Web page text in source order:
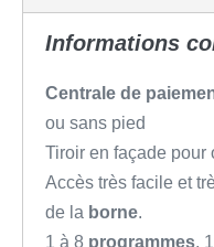
Informations
Centrale de
ou sans pied
Tiroir en façade pour
Accès très facile et
de la borne.
1 à 8 programmes.